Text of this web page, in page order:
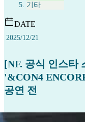
기타
DATE
2025/12/21
[NF. 공식 인스타
'&CON4
공연 전